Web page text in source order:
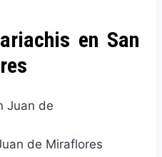
en San
de Miraflores